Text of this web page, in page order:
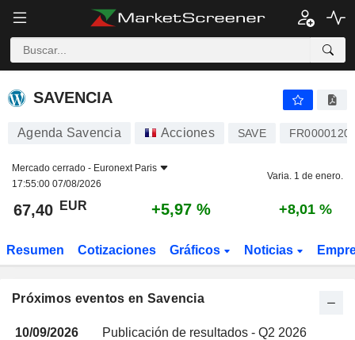
SAVENCIA
SAVENCIA
Agenda Savencia Acciones SAVE
Mercado cerrado - Euronext Paris
17:55:00 07/08/2026
Varia. 1 de enero.
67,40 EUR +5,97 % +8,01 %
Resumen Cotizaciones Gráficos Noticias
Próximos eventos en Savencia
10/09/2026 Publicación de resultados - Q2 2026